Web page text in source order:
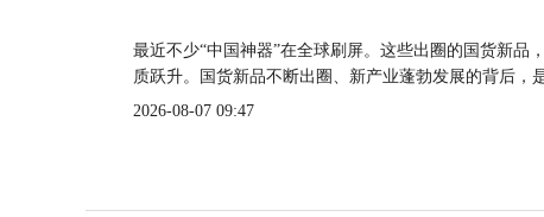
最近不少“中国神器”在全球刷屏。这些出圈的国货新
质跃升。国货新品不断出圈、新产业蓬勃发展的背后，
2026-08-07 09:47